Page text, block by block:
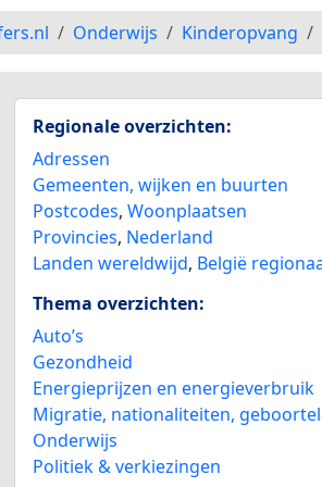
Onderwijs Kinderopvang
Regionale overzichten:
Adressen
Gemeenten, wijken en buurten
Postcodes,Woonplaatsen
Provincies, Nederland
Landen wereldwijd, België
Thema overzichten:
Auto’s
Gezondheid
Energieprijzen en energieverbruik
Migratie, nationaliteiten,
Onderwijs
Politiek & verkiezingen